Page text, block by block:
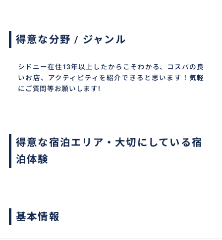
得意な分野 / ジャンル
シドニー在住13年以上したからこそわかる、コスパの良
いお店、アクティビティを紹介できると思います！気軽
にご質問等お願いします!
得意な宿泊エリア・大切にしている宿
泊体験
基本情報